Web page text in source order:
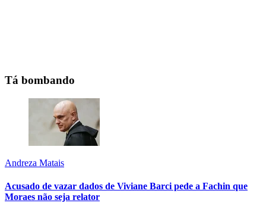
Tá bombando
Andreza Matais
Acusado de vazar dados de Viviane Barci pede a Fachin que
Moraes não seja relator